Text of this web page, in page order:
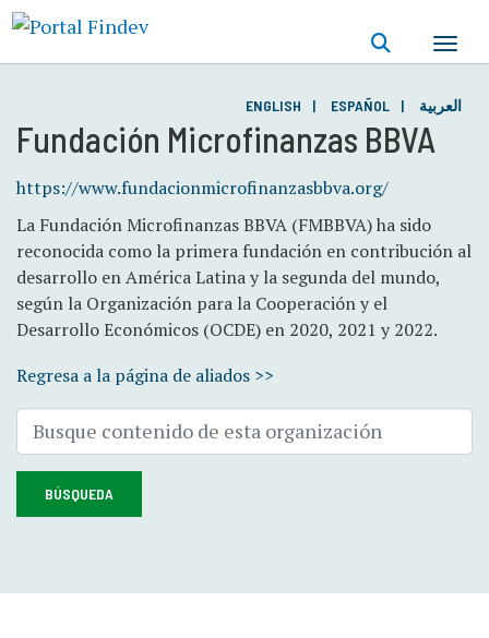
principal
Fundación Microfinanzas BBVA
https://www.fundacionmicrofinanzasbbva.org/
La Fundación Microfinanzas BBVA (FMBBVA) ha sido
reconocida como la primera fundación en contribución al
desarrollo en América Latina y la segunda del mundo,
según la Organización para la Cooperación y el
Desarrollo Económicos (OCDE) en 2020, 2021 y 2022.
Regresa a la página de aliados >>
ENGLISH ESPAÑOL العربية
BÚSQUEDA